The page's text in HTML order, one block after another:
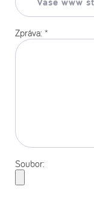
www
stránka:
Zpráva: *
Soubor: